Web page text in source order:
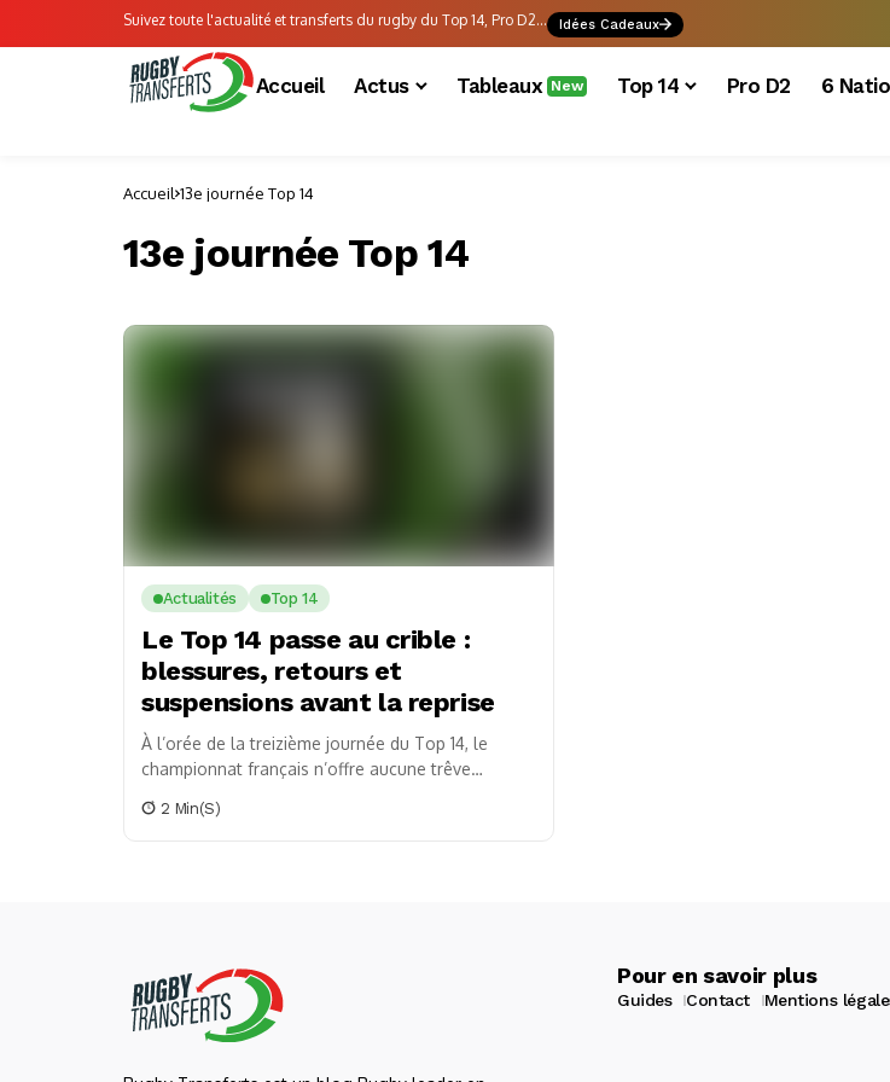
Suivez toute l'actualité et transferts du rugby du Top 14, Pro D2... Idées Cadeaux
Accueil Actus Tableaux New Top 14 Pro D2 6
Accueil 13e journée Top 14
13e journée Top 14
Actualités Top 14
Le Top 14 passe au crible :
blessures, retours et
suspensions avant la reprise
À l’orée de la treizième journée du Top 14, le
championnat français n’offre aucune trêve
Des...
2 Min(s)
Pour en savoir plus
Guides Contact Mentions